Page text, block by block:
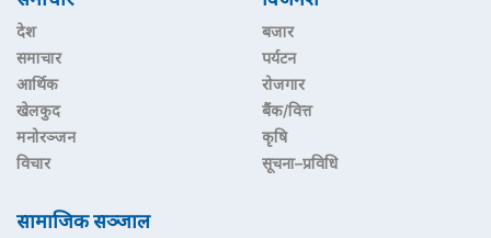
देश
समाचार
आर्थिक
खेलकुद
मनोरञ्जन
विचार
बजार
पर्यटन
रोजगार
बैंक/वित्त
कृषि
सूचना–प्रविधि
सामाजिक सञ्जाल